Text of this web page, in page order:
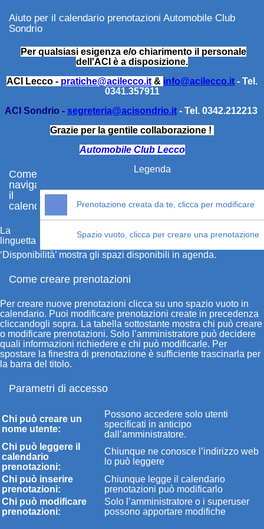
Aiuto per il calendario prenotazioni Automobile Club
Sondrio
Per qualsiasi esigenza e/o chiarimento il personale
dell'ACI è a disposizione.
ACI Lecco - pratiche@acilecco.it & info@acilecco.it - Tel.
0341.357911
ACI Sondrio - segreteria@acisondrio.it- Tel. 0342.212213
Grazie per la gentile collaborazione !
Automobile Club Lecco
Legenda
Prenotazione creata da te, clicca per modificare
Spazio vuoto, clicca per creare una prenotazione
Come
navigare
il
calendario
La
linguetta
‘Disponibilità’ mostra gli spazi disponibili in agenda.
Come creare prenotazioni
Per creare nuove prenotazioni clicca su uno spazio vuoto in
calendario. Puoi modificare prenotazioni create in precedenza
cliccandogli sopra. La tabella sottostante mostra chi può creare
o modificare prenotazioni. Solo l’amministratore può decidere
quali informazioni richiedere e chi può modificarle. Per
spostare la finestra di prenotazione è sufficiente trascinarla per
la barra del titolo.
Parametri di accesso
Chi può creare un
nome utente:
Possono accedere solo utenti
specificati in anticipo
dall’amministratore.
Chi può leggere il
calendario
prenotazioni:
Chiunque ne conosce l’indirizzo web
lo può leggere
Chi può inserire
prenotazioni:
Chiunque legge il calendario
prenotazioni può modificarlo
Chi può modificare
prenotazioni:
Solo l’amministratore o i superuser
possono apportare modifiche